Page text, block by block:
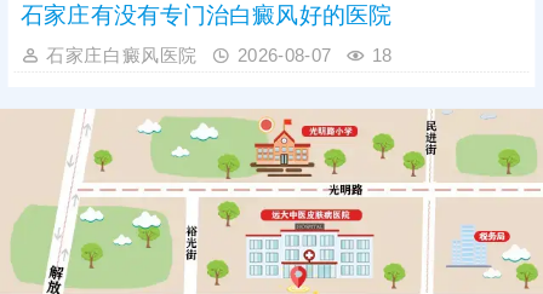
石家庄有没有专门治白癜风好的医院
石家庄白癜风医院 2026-08-07 18